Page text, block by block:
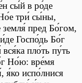
сы́й в ро́де
три́ сы́ны,
пред Бо́гом,
Госпо́дь Бо́г
пло́ть пу́ть
Но́ю: вре́мя
я́ко испо́лнися